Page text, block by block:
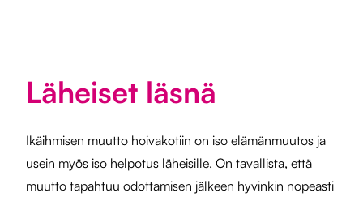
Läheiset läsnä
Ikäihmisen muutto hoivakotiin on iso elämänmuutos ja
usein myös iso helpotus läheisille. On tavallista, että
muutto tapahtuu odottamisen jälkeen hyvinkin nopeasti